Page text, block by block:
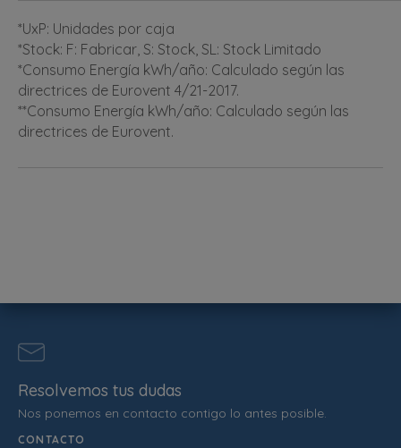
*UxP: Unidades por caja
*Stock: F: Fabricar, S: Stock, SL: Stock Limitado
*Consumo Energía kWh/año: Calculado según las
directrices de Eurovent 4/21-2017.
**Consumo Energía kWh/año: Calculado según las
directrices de Eurovent.
Resolvemos tus dudas
Nos ponemos en contacto contigo lo antes posible.
CONTACTO